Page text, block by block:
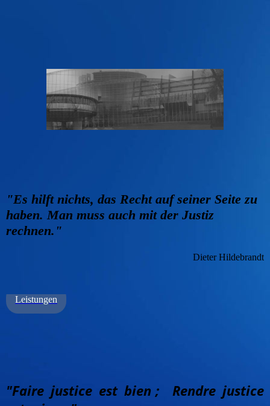
"Es hilft nichts, das Recht auf seiner Seite zu
haben. Man muss auch mit der Justiz
rechnen."
Dieter Hildebrandt
Leistungen
"Faire justice est bien ; Rendre justice